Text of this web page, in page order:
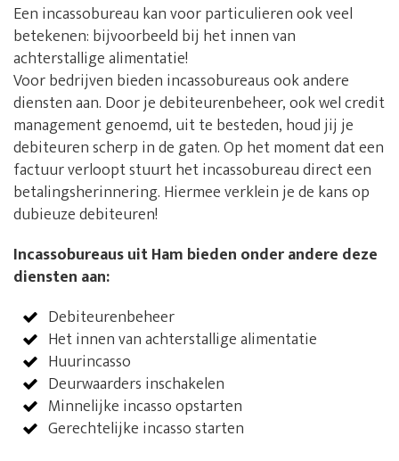
Een incassobureau kan voor particulieren ook veel
betekenen: bijvoorbeeld bij het innen van
achterstallige alimentatie!
Voor bedrijven bieden incassobureaus ook andere
diensten aan. Door je debiteurenbeheer, ook wel credit
management genoemd, uit te besteden, houd jij je
debiteuren scherp in de gaten. Op het moment dat een
factuur verloopt stuurt het incassobureau direct een
betalingsherinnering. Hiermee verklein je de kans op
dubieuze debiteuren!
Incassobureaus uit Ham bieden onder andere deze
diensten aan:
Debiteurenbeheer
Het innen van achterstallige alimentatie
Huurincasso
Deurwaarders inschakelen
Minnelijke incasso opstarten
Gerechtelijke incasso starten